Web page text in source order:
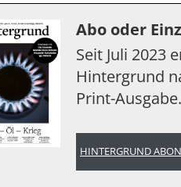
Abo oder
Seit Juli 2023
Hintergrund
Print-
HINTERGRUND